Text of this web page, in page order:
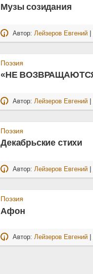
Музы созидания
Автор: Лейзеров Евгений
Поэзия
«НЕ
Автор: Лейзеров Евгений
Поэзия
Декабрьские стихи
Автор:Лейзеров Евгений
Поэзия
Афон
Автор:Лейзеров Евгений